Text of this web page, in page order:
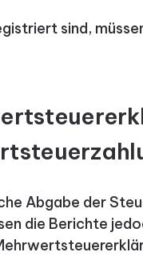
sind,
Abgabe der
die Berichte